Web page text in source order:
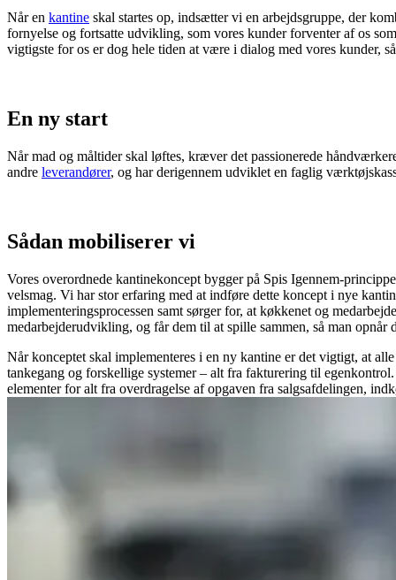
Når en kantine skal startes op, indsætter vi en arbejdsgruppe, der
fornyelse og fortsatte udvikling, som vores kunder forventer af os
vigtigste for os er dog hele tiden at være i dialog med vores kunder,
En ny start
Når mad og måltider skal løftes, kræver det passionerede
andre leverandører, og har derigennem udviklet en faglig
Sådan mobiliserer vi
Vores overordnede kantinekoncept bygger på Spis Igennem-
velsmag. Vi har stor erfaring med at indføre dette koncept i nye
implementeringsprocessen samt sørger for, at køkkenet og
medarbejderudvikling, og får dem til at spille sammen, så man
Når konceptet skal implementeres i en ny kantine er det vigtigt, at
tankegang og forskellige systemer – alt fra fakturering til
elementer for alt fra overdragelse af opgaven fra salgsafdelingen,